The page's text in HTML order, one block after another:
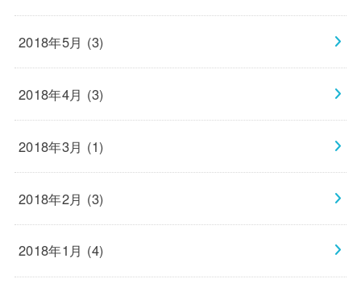
2018年5月 (3)
2018年4月 (3)
2018年3月 (1)
2018年2月 (3)
2018年1月 (4)